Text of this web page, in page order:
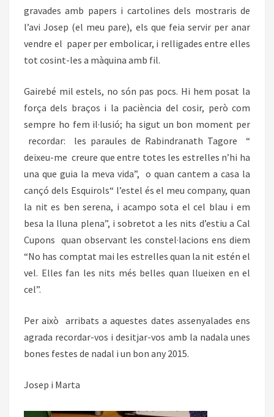
gravades amb papers i cartolines dels mostraris de
l’avi Josep (el meu pare), els que feia servir per anar
vendre el paper per embolicar, i relligades entre elles
tot cosint-les a màquina amb fil.
Gairebé mil estels, no són pas pocs. Hi hem posat la
força dels braços i la paciència del cosir, però com
sempre ho fem il·lusió; ha sigut un bon moment per
recordar: les paraules de Rabindranath Tagore “
deixeu-me creure que entre totes les estrelles n’hi ha
una que guia la meva vida”, o quan cantem a casa la
cançó dels Esquirols“ l’estel és el meu company, quan
la nit es ben serena, i acampo sota el cel blau i em
besa la lluna plena”, i sobretot a les nits d’estiu a Cal
Cupons quan observant les constel·lacions ens diem
“No has comptat mai les estrelles quan la nit estén el
vel. Elles fan les nits més belles quan llueixen en el
cel”.
Per això arribats a aquestes dates assenyalades ens
agrada recordar-vos i desitjar-vos amb la nadala unes
bones festes de nadal i un bon any 2015.
Josep i Marta